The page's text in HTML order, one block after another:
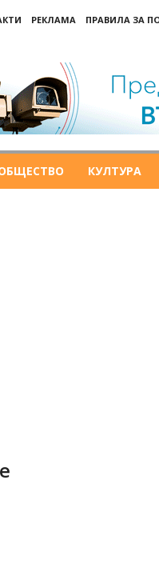
РЕКЛАМА ПРАВИЛА ЗА
КУЛТУРА